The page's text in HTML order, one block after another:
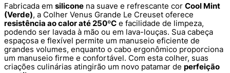
Fabricada em silicone na suave e refrescante cor Cool Mint
(Verde), a Colher Venus Grande Le Creuset oferece
resistência ao calor até 250ºC e facilidade de limpeza,
podendo ser lavada à mão ou em lava-louças. Sua cabeça
espaçosa e flexível permite um manuseio eficiente de
grandes volumes, enquanto o cabo ergonômico proporciona
um manuseio firme e confortável. Com esta colher, suas
criações culinárias atingirão um novo patamar de perfeição